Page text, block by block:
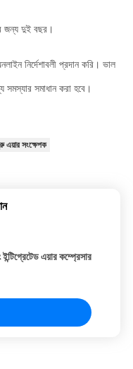
জন্য দুই বছর।
নির্দেশাবলী প্রদান করি। ভাল
সমস্যার সমাধান করা হবে।
এয়ার সংক্ষেপক
এয়ার কম্প্রেসার